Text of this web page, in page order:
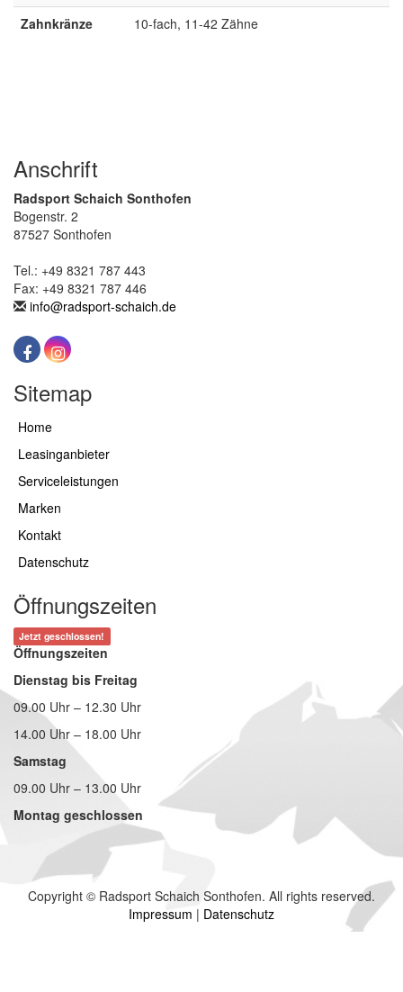
Zahnkränze
10-fach, 11-42 Zähne
Anschrift
Radsport Schaich Sonthofen
Bogenstr. 2
87527 Sonthofen
Tel.: +49 8321 787 443
Fax: +49 8321 787 446
info@radsport-schaich.de
Sitemap
Home
Leasinganbieter
Serviceleistungen
Marken
Kontakt
Datenschutz
Öffnungszeiten
Jetzt geschlossen!
Öffnungszeiten
Dienstag bis Freitag
09.00 Uhr – 12.30 Uhr
14.00 Uhr – 18.00 Uhr
Samstag
09.00 Uhr – 13.00 Uhr
Montag geschlossen
Copyright © Radsport Schaich Sonthofen. All rights reserved.
Impressum | Datenschutz